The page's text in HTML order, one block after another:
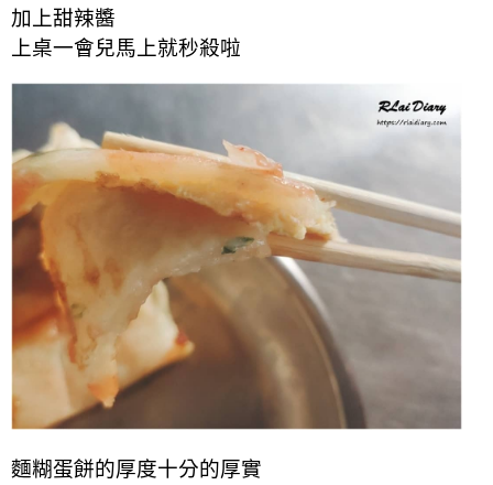
加上甜辣醬
上桌一會兒馬上就秒殺啦
麵糊蛋餅的厚度十分的厚實